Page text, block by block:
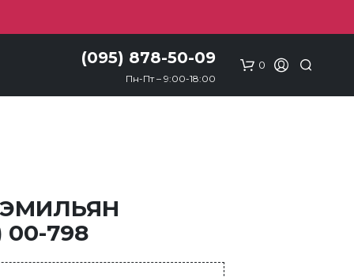
(095) 878-50-09
Пн-Пт – 9:00-18:00
0
798